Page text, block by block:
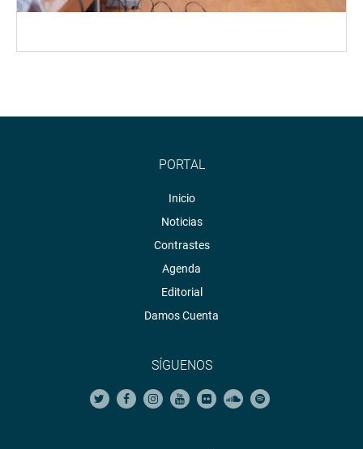
PORTAL
Inicio
Noticias
Contrastes
Agenda
Editorial
Damos Cuenta
SÍGUENOS